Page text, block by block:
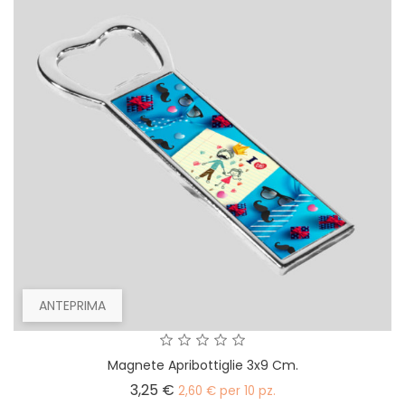
ANTEPRIMA
Magnete Apribottiglie 3x9 Cm.
3,25 € Prezzo
2,60 € per 10 pz.